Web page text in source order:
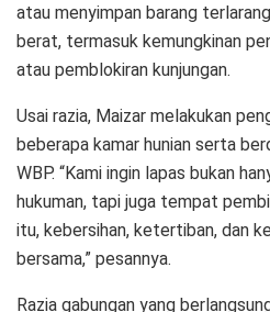
atau menyimpan barang
berat, termasuk kemungkinan
atau pemblokiran kunjungan.
Usai razia, Maizar melakukan
beberapa kamar hunian serta
WBP. “Kami ingin lapas bukan
hukuman, tapi juga tempat
itu, kebersihan, ketertiban, dan
bersama,” pesannya.
Razia gabungan yang